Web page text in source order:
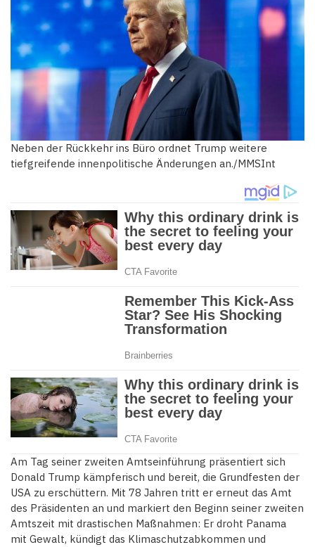
Neben der Rückkehr ins Büro ordnet Trump weitere
tiefgreifende innenpolitische Änderungen an./MMSInt
Am Tag seiner zweiten Amtseinführung präsentiert sich
Donald Trump kämpferisch und bereit, die Grundfesten der
USA zu erschüttern. Mit 78 Jahren tritt er erneut das Amt
des Präsidenten an und markiert den Beginn seiner zweiten
Amtszeit mit drastischen Maßnahmen: Er droht Panama
mit Gewalt, kündigt das Klimaschutzabkommen und